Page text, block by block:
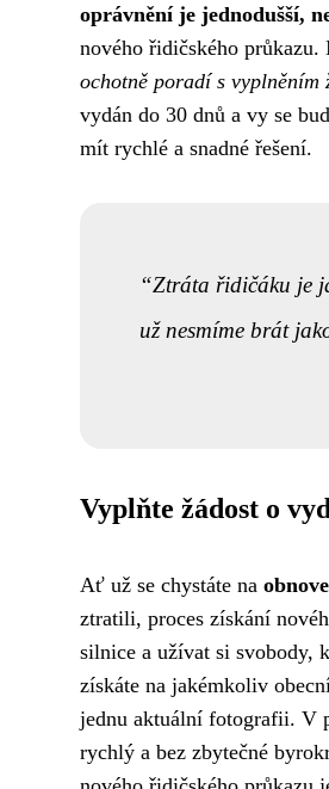
oprávnění je jednodušší,
nového řidičského
ochotně poradí s vyplněním
vydán do 30 dnů a vy se
mít rychlé a snadné řešení.
Ztráta řidičáku je
už nesmíme brát
Vyplňte žádost o
Ať už se chystáte na
ztratili, proces získání
silnice a užívat si svobody,
získáte na jakémkoliv
jednu aktuální fotografii. V
rychlý a bez zbytečné